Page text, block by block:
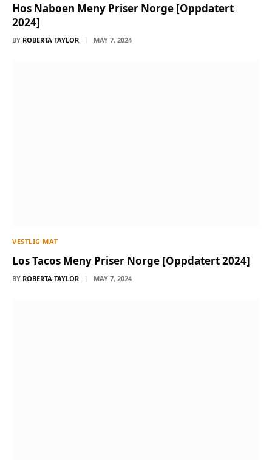
Hos Naboen Meny Priser Norge [Oppdatert
2024]
BY ROBERTA TAYLOR MAY 7, 2024
VESTLIG MAT
Los Tacos Meny Priser Norge [Oppdatert 2024]
BY ROBERTA TAYLOR MAY 7, 2024